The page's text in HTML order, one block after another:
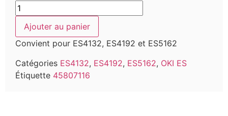
Ajouter au panier
Convient pour ES4132, ES4192 et ES5162
Catégories ES4132, ES4192, ES5162, OKI ES
Étiquette 45807116